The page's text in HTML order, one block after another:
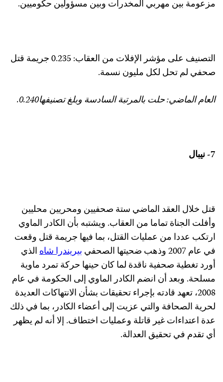
مزعومة بين مهربي المخدرات وبين مسؤولين حكوميين.
التصنيف على مؤشر الإفلات من العقاب: 0.235 جريمة قتل
صحفي لم تحل لكل مليون نسمة.
العام الماضي: حلت بالمرتبة السادسة وبلغ تصنيفها0.240.
قتل خلال العقد الماضي ستة صحفيين ومحريين محليين
وأفلت الجناة تماما من العقاب. ويشتبه بأن الكادر الماوي
ارتكب عددا من عمليات القتل، بما فيها جريمة قتل وقعت
في عام 2007 وذهب ضحيتها الصحفي
بيريندرا شاهالذي
أورد تغطية صحفية ناقدة لما كان حينها حركة تمرد ماوية
مسلحة. وبعد أن انضم الكادر الماوي إلى الحكومة في عام
2008، تعهد قادته بإجراء تحقيقات بشأن الانتهاكات العديدة
لحرية الصحافة والتي عزيت إلى أعضاء الكادر، بما في ذلك
عدة اعتداءات غير قاتلة وعمليات اختطاف. إلا أنه لم يظهر
أي تقدم في تحقيق العدالة.